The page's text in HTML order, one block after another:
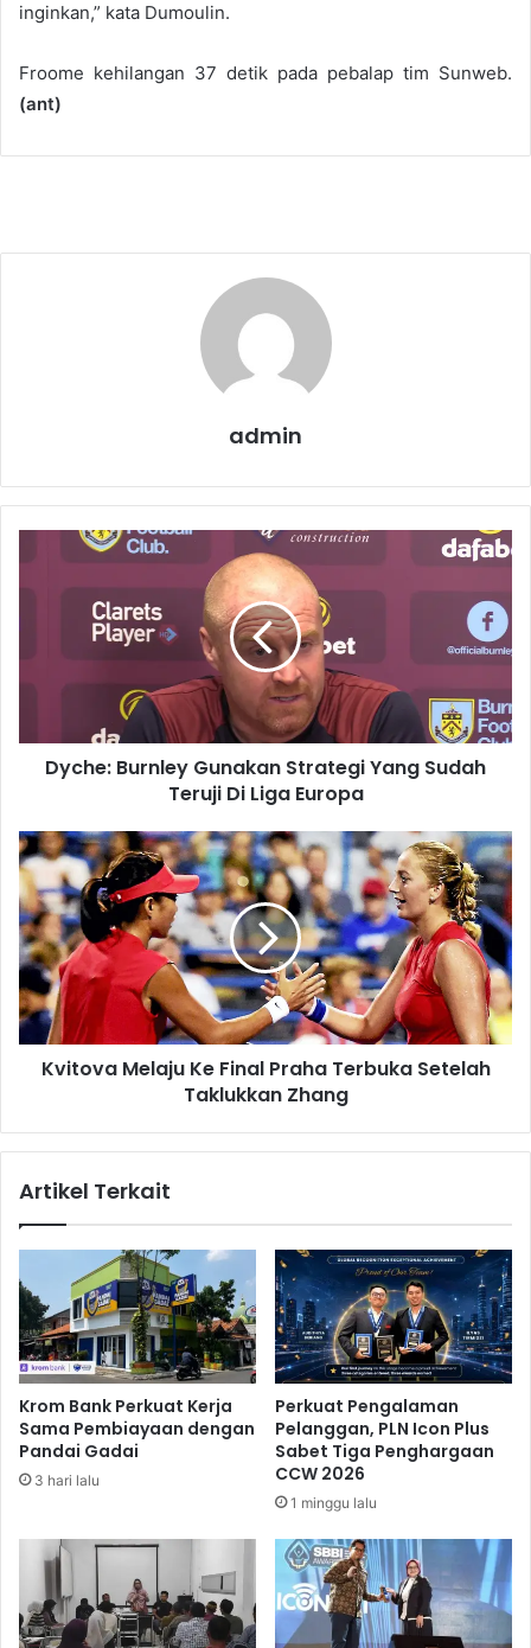
inginkan,” kata Dumoulin.
Froome kehilangan 37 detik pada pebalap tim Sunweb.
(ant)
admin
y
c
h
r
y
G
u
n
a
k
a
n
S
t
g
n
g
S
u
d
a
h
T
e
u
D
i
Dyche: Burnley Gunakan Strategi Yang Sudah
Teruji Di Liga Europa
K
v
i
t
o
v
a
M
e
e
a
P
r
h
a
e
b
a
S
Kvitova Melaju Ke Final Praha Terbuka Setelah
Taklukkan Zhang
Artikel Terkait
Krom Bank Perkuat Kerja
Sama Pembiayaan dengan
Pandai Gadai
3 hari lalu
Perkuat Pengalaman
Pelanggan, PLN Icon Plus
Sabet Tiga Penghargaan
CCW 2026
1 minggu lalu